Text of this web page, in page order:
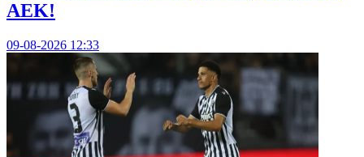
ΑΕΚ!
09-08-2026 12:33